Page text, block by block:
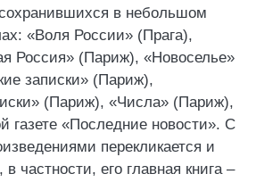
в небольшом
«Воля России» (Прага),
Россия» (Париж), «Новоселье»
записки» (Париж),
(Париж), «Числа» (Париж),
газете «Последние новости». С
перекликается и
в частности, его главная книга –